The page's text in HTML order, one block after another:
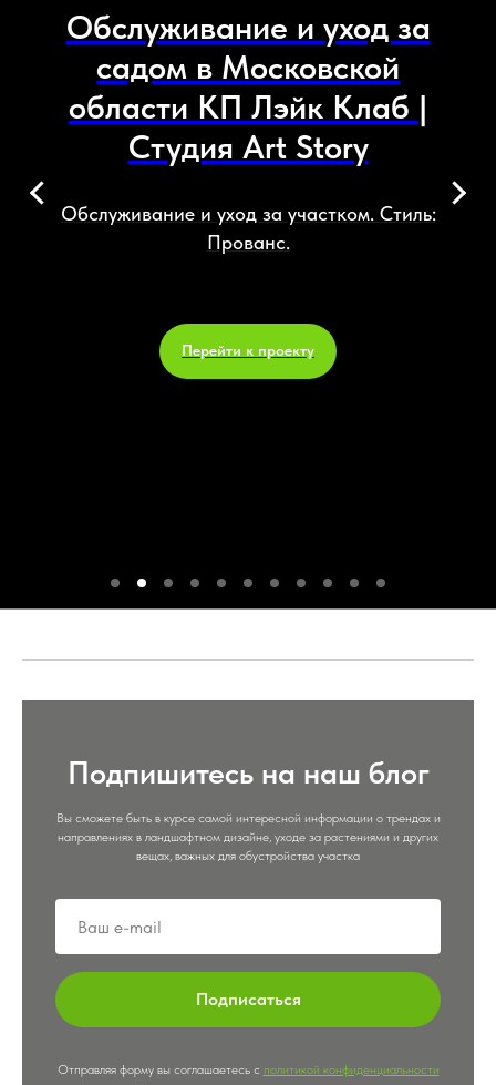
Обслуживание и уход за
садом в Московской
области КП Лэйк Клаб |
Студия Art Story
Обслуживание и уход за участком. Стиль:
Прованс.
Перейти к проекту
Подпишитесь на наш блог
Вы сможете быть в курсе самой интересной информации о трендах и
направлениях в ландшафтном дизайне, уходе за растениями и других
вещах, важных для обустройства участка
Подписаться
Отправляя форму вы соглашаетесь с политикой конфиденциальности